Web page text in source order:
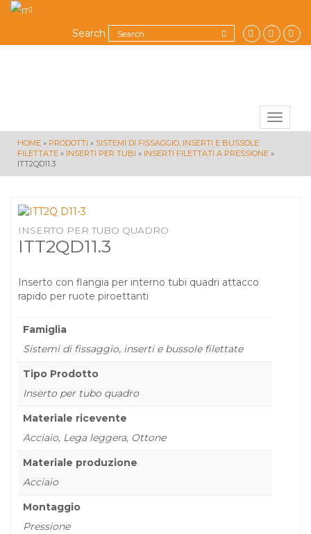
Search
Toggle
HOME » PRODOTTI » SISTEMI DI FISSAGGIO, INSERTI E BUSSOLE
FILETTATE » INSERTI PER TUBI » INSERTI FILETTATI A PRESSIONE »
ITT2QD11.3
INSERTO PER TUBO QUADRO
ITT2QD11.3
Inserto con flangia per interno tubi quadri attacco
rapido per ruote piroettanti
Famiglia
Sistemi di fissaggio, inserti e bussole filettate
Tipo Prodotto
Inserto per tubo quadro
Materiale ricevente
Acciaio, Lega leggera, Ottone
Materiale produzione
Acciaio
Montaggio
Pressione